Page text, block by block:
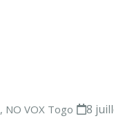
, NO VOX Togo 8